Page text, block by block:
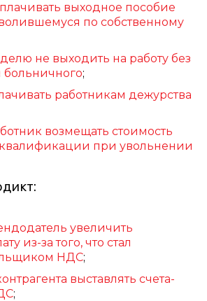
выходное пособие
по собственному
не выходить на работу без
;
работникам дежурства
возмещать стоимость
при увольнении
увеличить
из-за того, что стал
НДС;
выставлять счета-
;